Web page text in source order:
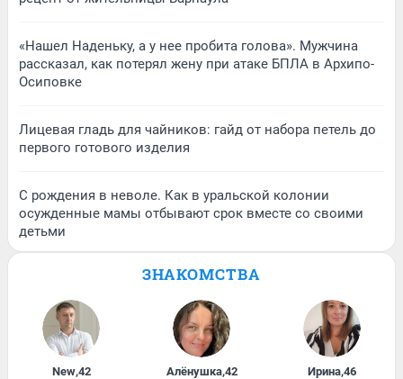
«Нашел Наденьку, а у нее пробита голова». Мужчина
рассказал, как потерял жену при атаке БПЛА в Архипо-
Осиповке
Лицевая гладь для чайников: гайд от набора петель до
первого готового изделия
С рождения в неволе. Как в уральской колонии
осужденные мамы отбывают срок вместе со своими
детьми
ЗНАКОМСТВА
New,42 Алёнушка,42 Ирина,46